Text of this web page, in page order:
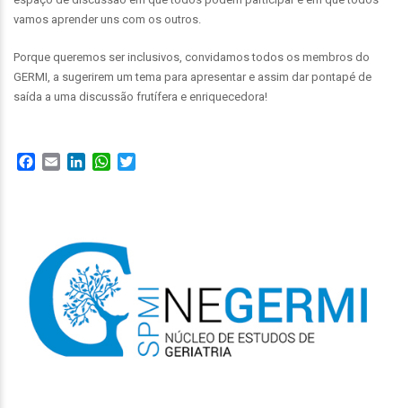
vamos aprender uns com os outros.
Porque queremos ser inclusivos, convidamos todos os membros do
GERMI, a sugerirem um tema para apresentar e assim dar pontapé de
saída a uma discussão frutífera e enriquecedora!
Facebook
Email LinkedInWhatsApp